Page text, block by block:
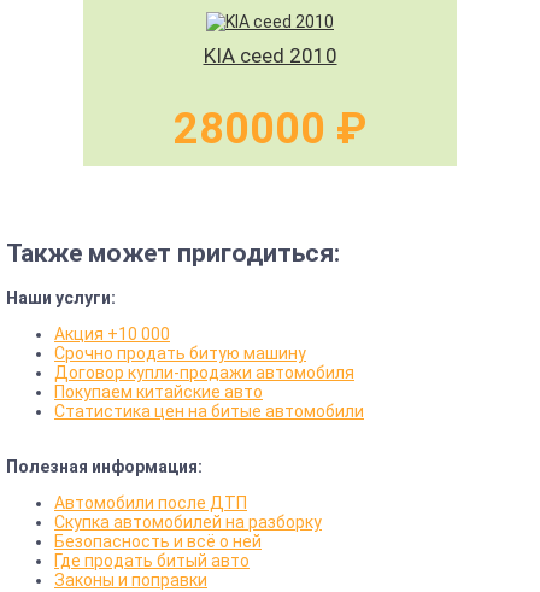
KIA ceed 2010
280000 ₽
Также может пригодиться:
Наши услуги:
Акция +10 000
Срочно продать битую машину
Договор купли-продажи автомобиля
Покупаем китайские авто
Статистика цен на битые автомобили
Полезная информация:
Автомобили после ДТП
Скупка автомобилей на разборку
Безопасность и всё о ней
Где продать битый авто
Законы и поправки